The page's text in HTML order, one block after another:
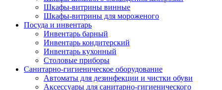
Шкафы-витрины винные
Шкафы-витрины для мороженого
Посуда и инвентарь
Инвентарь барный
Инвентарь кондитерский
Инвентарь кухонный
Столовые приборы
Санитарно-гигиеническое оборудование
Автоматы для дезинфекции и чистки обуви
Аксессуары для санитарно-гигиенического